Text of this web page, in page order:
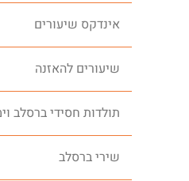
אינדקס שיעורים
שיעורים להאזנה
תולדות חסידי ברסלב
שירי ברסלב